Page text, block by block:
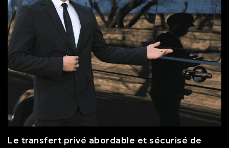
Le transfert privé abordable et sécurisé de